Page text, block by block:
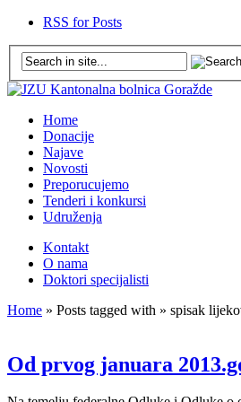
RSS for Posts
Home
Donacije
Najave
Novosti
Preporucujemo
Tenderi i konkursi
Udruženja
Kontakt
O nama
Doktori specijalisti
Home » Posts tagged with » spisak
Od prvog januara